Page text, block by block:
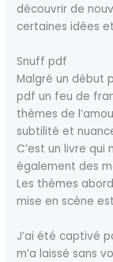
découvrir de
certaines idées
Snuff pdf
Malgré un début
pdf un feu de
thèmes de
subtilité et
C’est un livre
également des
Les thèmes
mise en scène
J’ai été captivé
m’a laissé sans